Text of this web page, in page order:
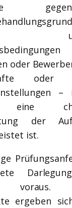
oder
oder
–
der
ist.
voraus.
ergeben